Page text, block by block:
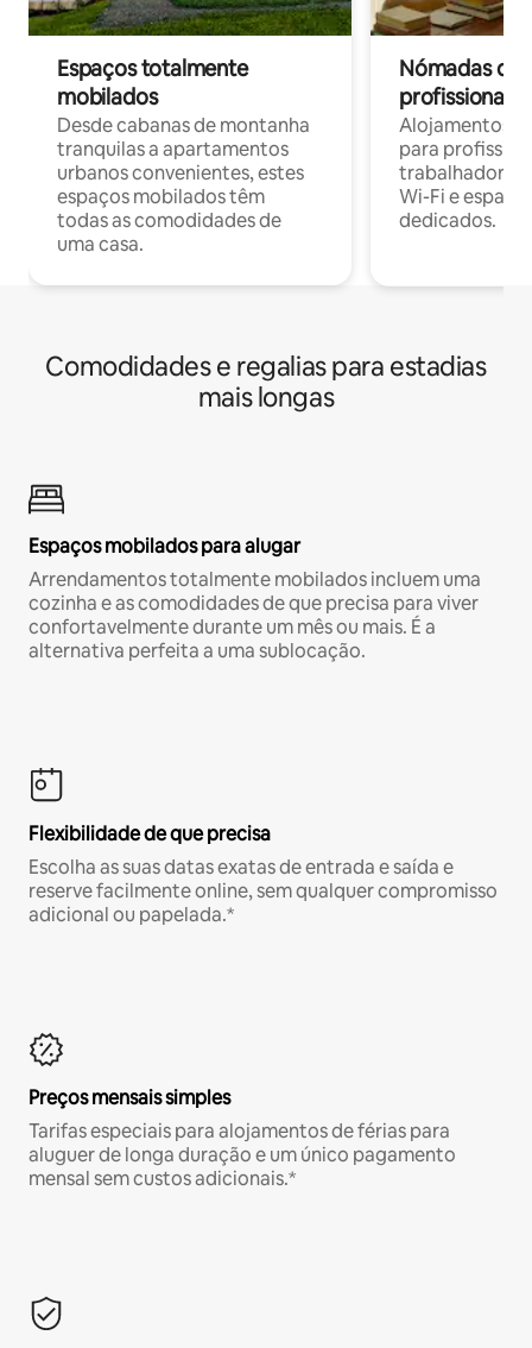
Espaços totalmente
mobilados
Desde cabanas de montanha
tranquilas a apartamentos
urbanos convenientes, estes
espaços mobilados têm
todas as comodidades de
uma casa.
Nómadas
profissionais
Alojamentos
para
trabalhadores
Wi-Fi e
dedicados.
Comodidades e regalias para estadias
mais longas
Espaços mobilados para alugar
Arrendamentos totalmente mobilados incluem uma
cozinha e as comodidades de que precisa para viver
confortavelmente durante um mês ou mais. É a
alternativa perfeita a uma sublocação.
Flexibilidade de que precisa
Escolha as suas datas exatas de entrada e saída e
reserve facilmente online, sem qualquer compromisso
adicional ou papelada.*
Preços mensais simples
Tarifas especiais para alojamentos de férias para
aluguer de longa duração e um único pagamento
mensal sem custos adicionais.*